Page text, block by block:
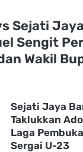
Sejati
Sengit
Wakil
Sejati Jaya
Taklukkan
Laga
Sergai U-23